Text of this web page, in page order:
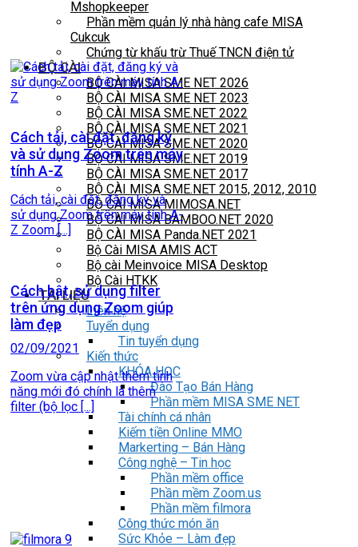
Mshopkeeper
Phần mềm quản lý nhà hàng cafe MISA
Cukcuk
Chứng từ khấu trừ Thuế TNCN điện tử
BỘ CÀI
BỘ CÀI MISA SME NET 2026
BỘ CÀI MISA SME NET 2023
BỘ CÀI MISA SME.NET 2022
BỘ CÀI MISA SME.NET 2021
BỘ CÀI MISA SME.NET 2020
BỘ CÀI MISA SME.NET 2019
BỘ CÀI MISA SME.NET 2017
BỘ CÀI MISA SME.NET 2015, 2012, 2010
BỘ CÀI MISA MIMOSA.NET
BỘ CÀI MISA BAMBOO.NET 2020
BỘ CÀI MISA Panda.NET 2021
Bộ Cài MISA AMIS ACT
Bộ cài Meinvoice MISA Desktop
Bộ Cài HTKK
TÀI LIỆU
Liên hệ
Tuyển dụng
Tin tuyển dụng
Kiến thức
KHÓA HỌC
Đào Tạo Bán Hàng
Phần mềm MISA SME NET
Tài chính cá nhân
Kiếm tiền Online MMO
Markerting – Bán Hàng
Công nghệ – Tin học
Phần mềm office
Phần mềm Zoom.us
Phần mềm filmora
Công thức món ăn
Sức Khỏe – Làm đẹp
Cách tải, cài đặt, đăng ký
và sử dụng Zoom trên máy
tính A-Z
Cách tải, cài đặt, đăng ký và
sử dụng Zoom trên máy tính A-
Z Zoom [...]
Cách bật, sử dụng filter
trên ứng dụng Zoom giúp
làm đẹp
02/09/2021
Zoom vừa cập nhật thêm tính
năng mới đó chính là thêm
filter (bộ lọc [...]